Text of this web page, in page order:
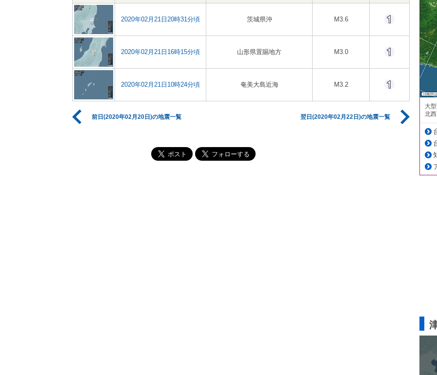
2020年02月21日20時31分頃 茨城県沖 M3.6
2020年02月21日16時15分頃 山形県置賜地方 M3.0
2020年02月21日10時24分頃 奄美大島近海 M3.2
前日(2020年02月20日)の地震一覧 翌日(2020年02月22日)の地震一覧
大
北